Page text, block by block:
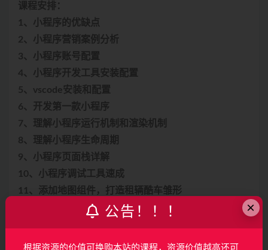
课程安排：
1、小程序的优缺点
2、小程序营销案例分析
3、小程序账号配置
4、小程序开发工具安装配置
5、vscode安装和配置
6、开发第一款小程序
7、理解小程序运行机制和渲染机制
8、理解小程序生命周期
9、小程序页面栈详解
10、小程序调试工具速成
11、添加地图组件，打造租辆酷车雏形
第6周 极速上手TypeScript应用
括基本数据类型，数组，对象，函数，方法。并且开始
×
公告！！！
根据资源的价值可换购本站的课程，资源价值越高还可